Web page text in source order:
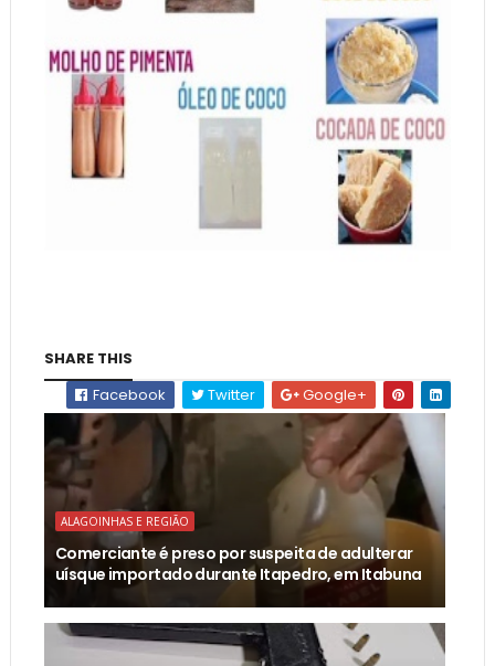
SHARE THIS
Facebook
Twitter Google+
ALAGOINHAS E REGIÃO
Comerciante é preso por suspeita de adulterar
uísque importado durante Itapedro, em Itabuna